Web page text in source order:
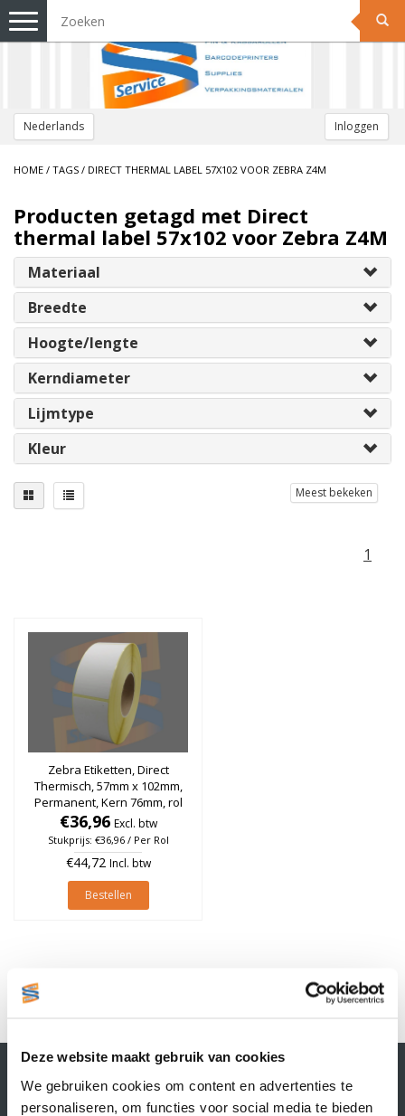
Deze website maakt gebruik van cookies
We gebruiken cookies om content en advertenties te
personaliseren, om functies voor social media te bieden
Nederlands Inloggen
Toggle
navigation
HOME / TAGS / DIRECT THERMAL LABEL 57X102 VOOR ZEBRA Z4M
Producten getagd met Direct
thermal label 57x102 voor Zebra Z4M
Materiaal
Breedte
Hoogte/lengte
Kerndiameter
Lijmtype
Kleur
Meest bekeken
1
Zebra Etiketten, Direct
Thermisch, 57mm x 102mm,
Permanent, Kern 76mm, rol
à 1.375 stuks
€36,96 Excl. btw
Stukprijs: €36,96 / Per Rol
€44,72 Incl. btw
Bestellen
1
Contactgegevens
Supply Service B.V.